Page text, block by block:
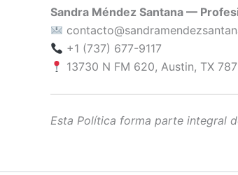
Sandra Méndez Santana —
+1 (737) 677-9117
13730 N FM 620, Austin, TX
Esta Política forma parte integral